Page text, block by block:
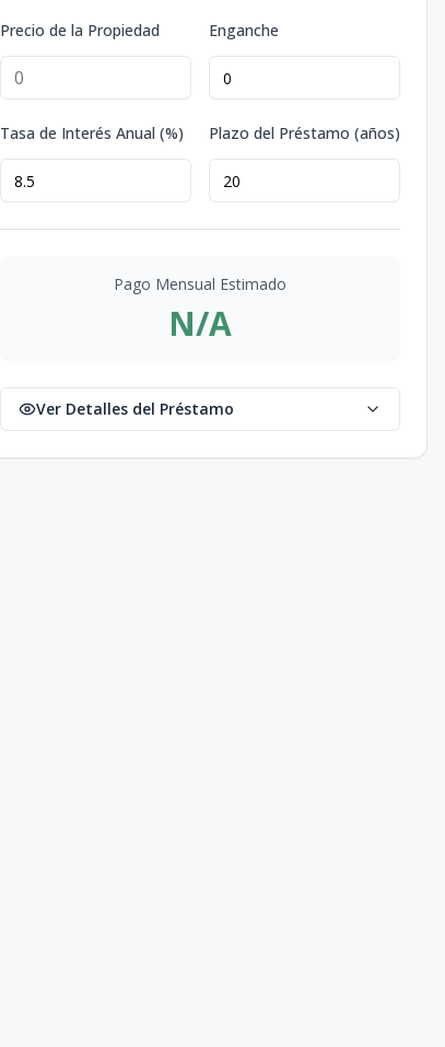
Precio de la Propiedad Enganche
Tasa de Interés Anual (%) Plazo del Préstamo (años)
Pago Mensual Estimado
N/A
Ver Detalles del Préstamo